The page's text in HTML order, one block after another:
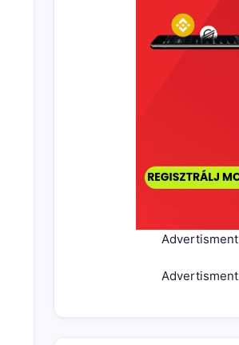
Advertisment
Advertisment